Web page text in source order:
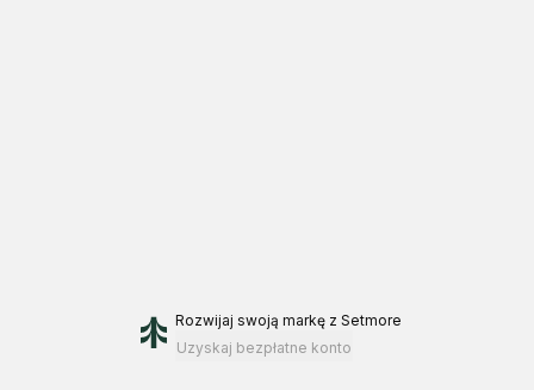
Rozwijaj swoją markę z Setmore
Uzyskaj bezpłatne konto